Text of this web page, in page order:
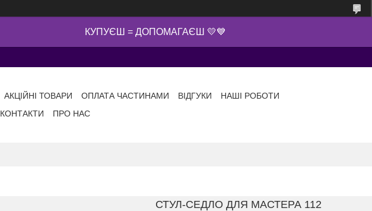
КУПУЄШ = ДОПОМАГАЄШ 💛💙
АКЦІЙНІ ТОВАРИ ОПЛАТА ЧАСТИНАМИ ВІДГУКИ
НАШІ РОБОТИ
КОНТАКТИ ПРО НАС
СТУЛ-СЕДЛО ДЛЯ МАСТЕРА 112